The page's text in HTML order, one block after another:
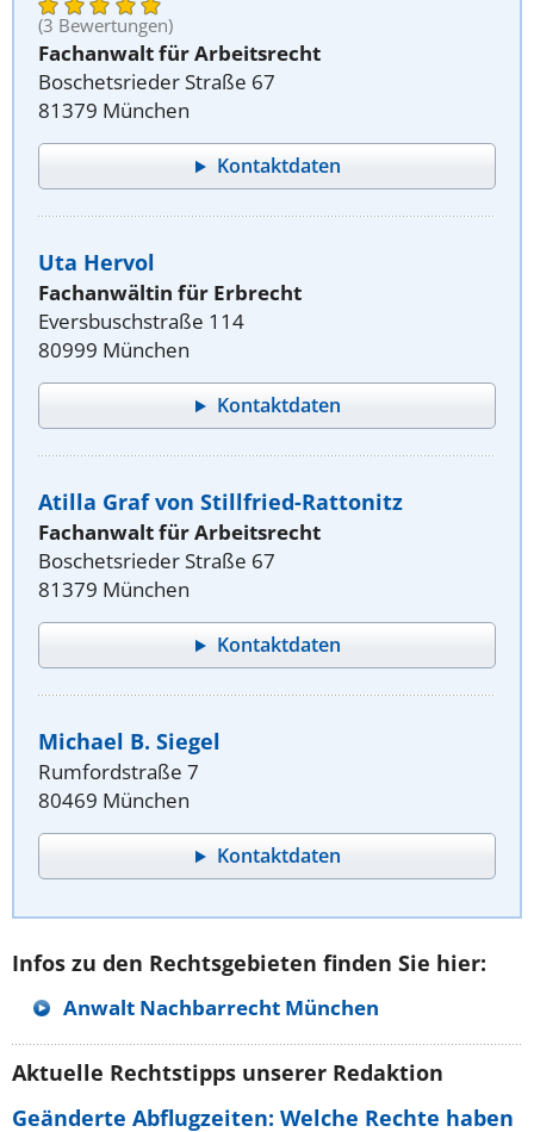
(3 Bewertungen)
Fachanwalt für Arbeitsrecht
Boschetsrieder Straße 67
81379 München
Kontaktdaten
Uta Hervol
Fachanwältin für Erbrecht
Eversbuschstraße 114
80999 München
Kontaktdaten
Atilla Graf von Stillfried-Rattonitz
Fachanwalt für Arbeitsrecht
Boschetsrieder Straße 67
81379 München
Kontaktdaten
Michael B. Siegel
Rumfordstraße 7
80469 München
Kontaktdaten
Infos zu den Rechtsgebieten finden Sie hier:
Anwalt Nachbarrecht München
Aktuelle Rechtstipps unserer Redaktion
Geänderte Abflugzeiten: Welche Rechte haben